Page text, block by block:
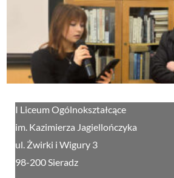
I Liceum Ogólnokształcące
im. Kazimierza Jagiellończyka
ul. Żwirki i Wigury 3
98-200 Sieradz